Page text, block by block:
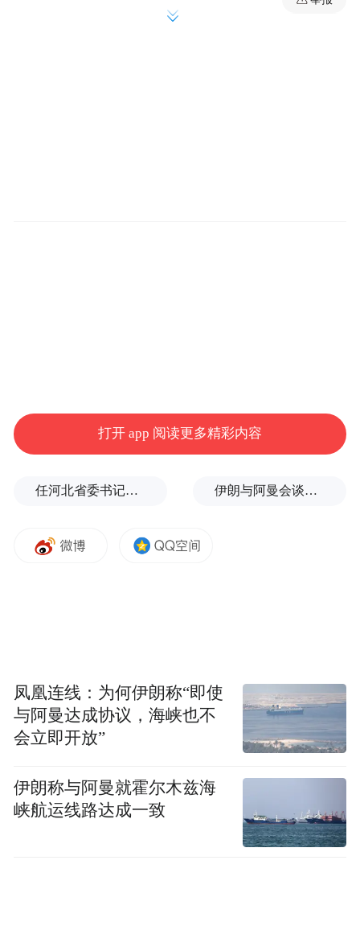
号。瞄准了国际市场最前沿，提前技术储
备，提前申报专利，提前开始做市场预销
要的品牌电脑供应商，通过供应商将中国芯
口、界面、应用，彻底结束中国没有芯片的
2003年出现的“汉芯丑闻”影响恶劣。如何避
免再次出现类似事件，邓中翰认为每个时代
都会存在着一些违法的行为，或者是不合规
的行为。对于从事芯片的人而言，希望国家
从法律层面，从市场层面，更好的保障创新
创业环境，更需要国家大力的推动自主创
打开 app 阅读更多精彩内容
任河北省委书记后，罗文首次调研 伊朗与阿曼会谈最新细节曝光
凤凰连线：为何伊朗称“即使
与阿曼达成协议，海峡也不
会立即开放”
伊朗称与阿曼就霍尔木兹海
峡航运线路达成一致